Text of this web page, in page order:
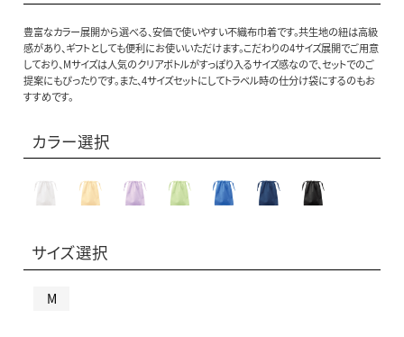
豊富なカラー展開から選べる、安価で使いやすい不織布巾着です。共生地の紐は高級
感があり、ギフトとしても便利にお使いいただけます。こだわりの4サイズ展開でご用意
しており、Mサイズは人気のクリアボトルがすっぽり入るサイズ感なので、セットでのご
提案にもぴったりです。また、4サイズセットにしてトラベル時の仕分け袋にするのもお
すすめです。
カラー選択
サイズ選択
M